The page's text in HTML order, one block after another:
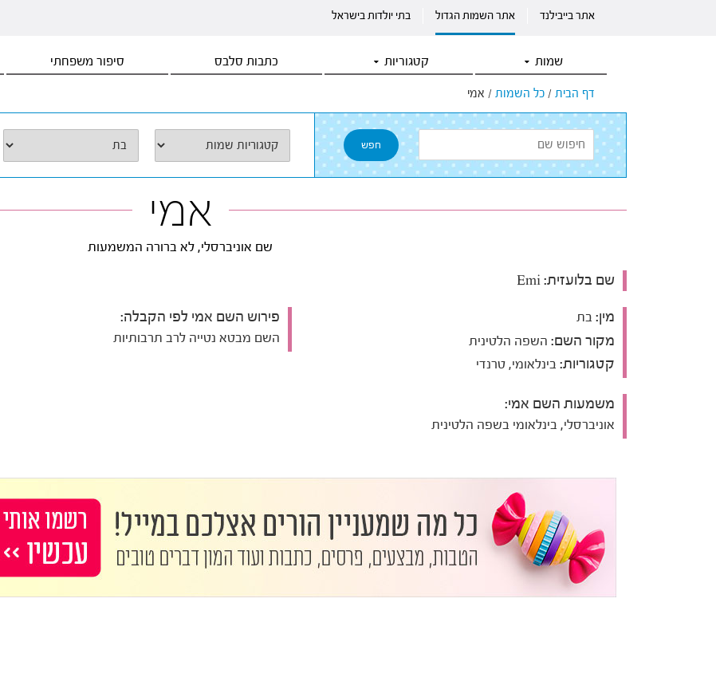
אתר בייבילנד אתר השמות הגדול בתי יולדות בישראל
שמות קטגוריות כתבות סלבס סיפור משפחתי
דף הבית / כל השמות / אמי
אמי
שם אוניברסלי, לא ברורה המשמעות
שם בלועזית:
מין: בת
מקור השם: השפה הלטינית
קטגוריות: בינלאומי, טרנדי
משמעות השם אמי:
אוניברסלי, בינלאומי בשפה הלטינית
פירוש השם אמי לפי הקבלה:
השם מבטא נטייה לרב תרבותיות